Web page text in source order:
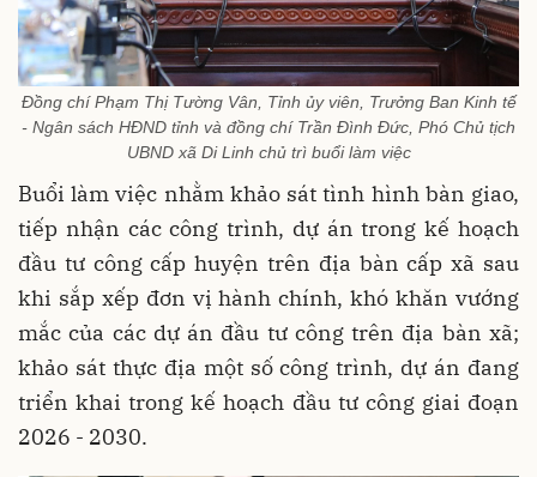
Đồng chí Phạm Thị Tường Vân, Tỉnh ủy viên, Trưởng Ban Kinh tế
- Ngân sách HĐND tỉnh và đồng chí Trần Đình Đức, Phó Chủ tịch
UBND xã Di Linh chủ trì buổi làm việc
Buổi làm việc nhằm khảo sát tình hình bàn giao,
tiếp nhận các công trình, dự án trong kế hoạch
đầu tư công cấp huyện trên địa bàn cấp xã sau
khi sắp xếp đơn vị hành chính, khó khăn vướng
mắc của các dự án đầu tư công trên địa bàn xã;
khảo sát thực địa một số công trình, dự án đang
triển khai trong kế hoạch đầu tư công giai đoạn
2026 - 2030.